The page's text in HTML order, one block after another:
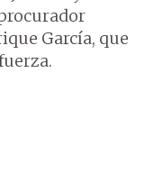
García, que